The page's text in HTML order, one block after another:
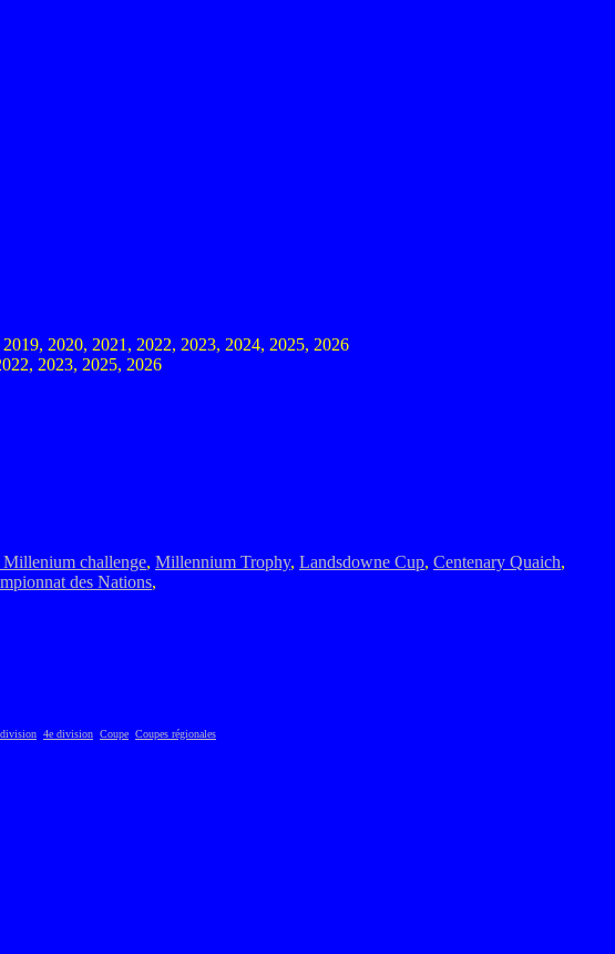
2020, 2021, 2022, 2023, 2024, 2025, 2026
2023, 2025, 2026
challenge, Millennium Trophy, Landsdowne Cup, Centenary Quaich,
des Nations,
4e division Coupe Coupes régionales